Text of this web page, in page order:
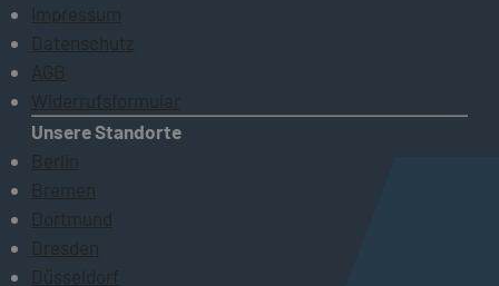
Impressum
Datenschutz
AGB
Widerrufsformular
Unsere Standorte
Berlin
Bremen
Dortmund
Dresden
Düsseldorf